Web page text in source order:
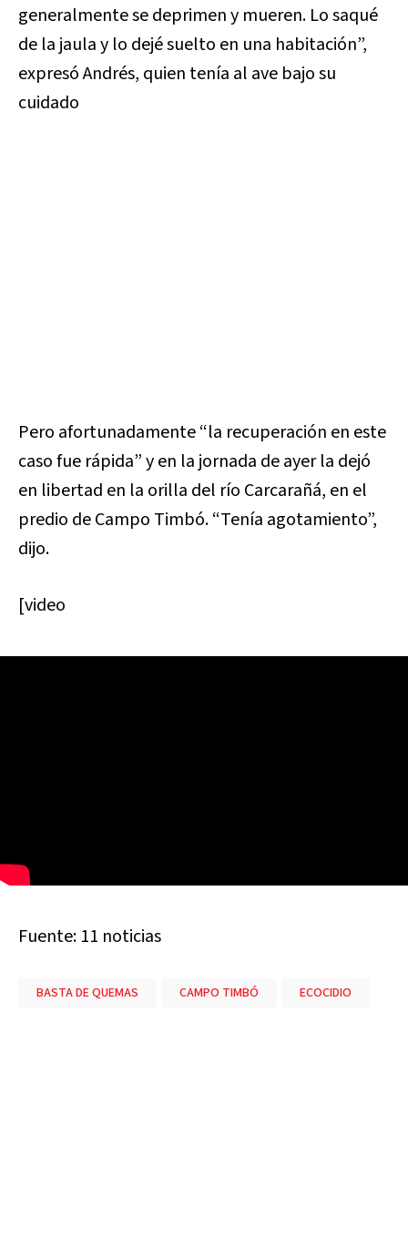
generalmente se deprimen y mueren. Lo saqué
de la jaula y lo dejé suelto en una habitación”,
expresó Andrés, quien tenía al ave bajo su
cuidado
Pero afortunadamente “la recuperación en este
caso fue rápida” y en la jornada de ayer la dejó
en libertad en la orilla del río Carcarañá, en el
predio de Campo Timbó. “Tenía agotamiento”,
dijo.
[video
Fuente: 11 noticias
BASTA DE QUEMAS CAMPO TIMBÓ ECOCIDIO